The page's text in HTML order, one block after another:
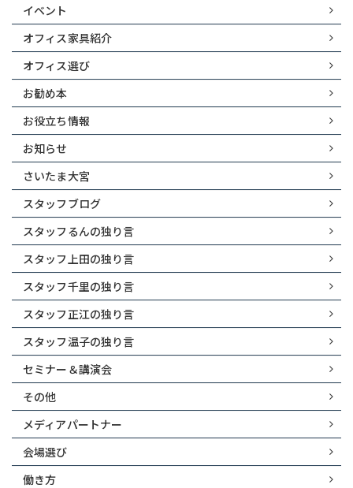
イベント
オフィス家具紹介
オフィス選び
お勧め本
お役立ち情報
お知らせ
さいたま大宮
スタッフブログ
スタッフるんの独り言
スタッフ上田の独り言
スタッフ千里の独り言
スタッフ正江の独り言
スタッフ温子の独り言
セミナー＆講演会
その他
メディアパートナー
会場選び
働き方